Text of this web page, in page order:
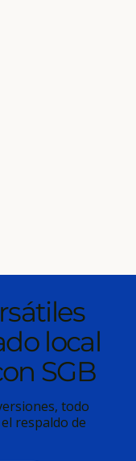
local
SGB
todo
respaldo de